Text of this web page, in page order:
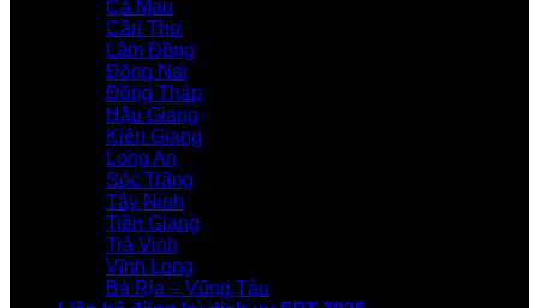
Cà Mau
Cần Thơ
Lâm Đồng
Đồng Nai
Đồng Tháp
Hậu Giang
Kiên Giang
Long An
Sóc Trăng
Tây Ninh
Tiền Giang
Trà Vinh
Vĩnh Long
Bà Rịa – Vũng Tàu